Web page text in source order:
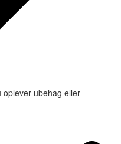
oplever ubehag eller